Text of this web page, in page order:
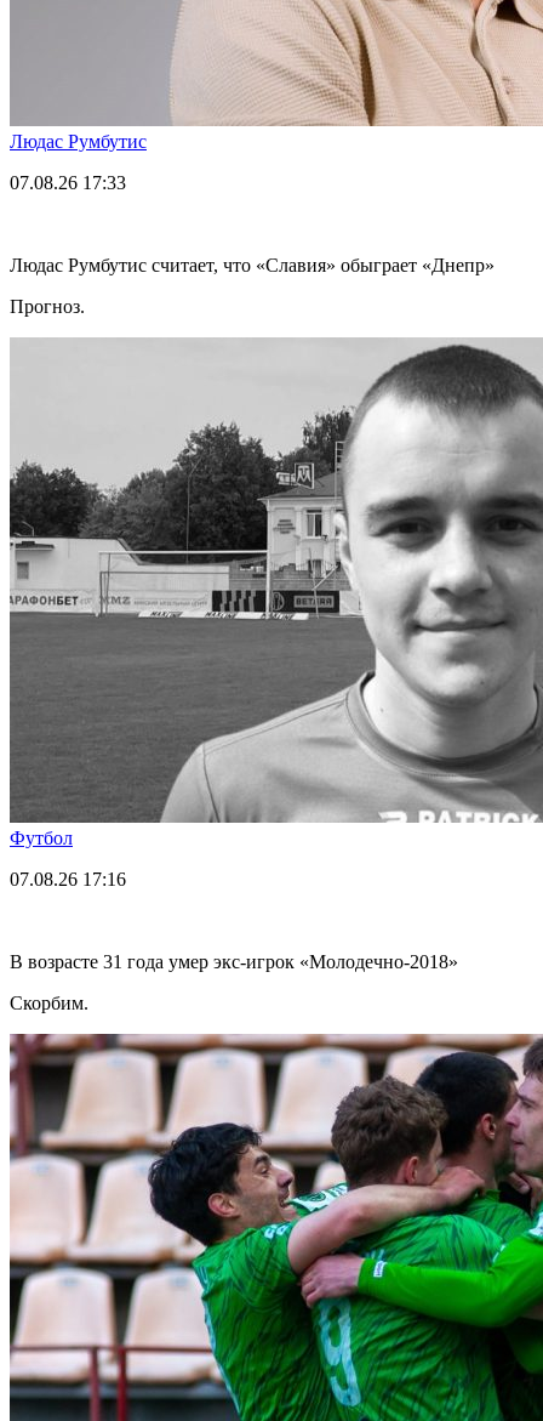
Людас Румбутис
07.08.26 17:33
Людас Румбутис считает, что «Славия» обыграет «Днепр»
Прогноз.
Футбол
07.08.26 17:16
В возрасте 31 года умер экс-игрок «Молодечно-2018»
Скорбим.